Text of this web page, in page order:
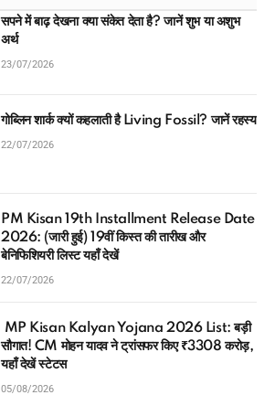
सपने में बाढ़ देखना क्या संकेत देता है? जानें शुभ या अशुभ
अर्थ
23/07/2026
गोब्लिन शार्क क्यों कहलाती है Living Fossil? जानें रहस्य
22/07/2026
PM Kisan 19th Installment Release Date
2026: (जारी हुई) 19वीं किस्त की तारीख और
बेनिफिशियरी लिस्ट यहाँ देखें
22/07/2026
MP Kisan Kalyan Yojana 2026 List: बड़ी
सौगात! CM मोहन यादव ने ट्रांसफर किए ₹3308 करोड़,
यहाँ देखें स्टेटस
05/08/2026